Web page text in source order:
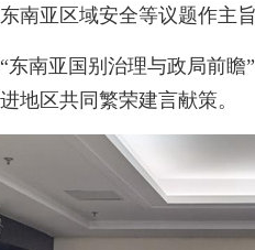
南亚区域安全等议题作主旨
南亚国别治理与政局前
地区共同繁荣建言献策。